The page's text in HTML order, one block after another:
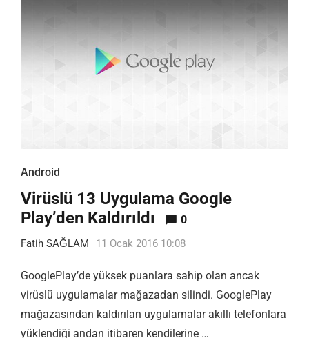
Android
Virüslü 13 Uygulama Google
Play’den Kaldırıldı
0
Fatih SAĞLAM 11 Ocak 2016 10:08
GooglePlay’de yüksek puanlara sahip olan ancak
virüslü uygulamalar mağazadan silindi. GooglePlay
mağazasından kaldırılan uygulamalar akıllı telefonlara
yüklendiği andan itibaren kendilerine …